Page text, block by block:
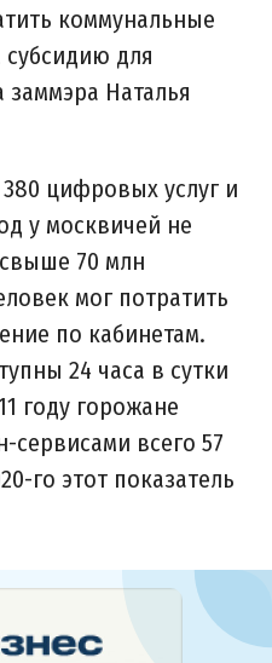
коммунальные
субсидию для
заммэра Наталья
цифровых услуг и
у москвичей не
70 млн
мог потратить
по кабинетам.
24 часа в сутки
году горожане
сервисами всего 57
го этот показатель